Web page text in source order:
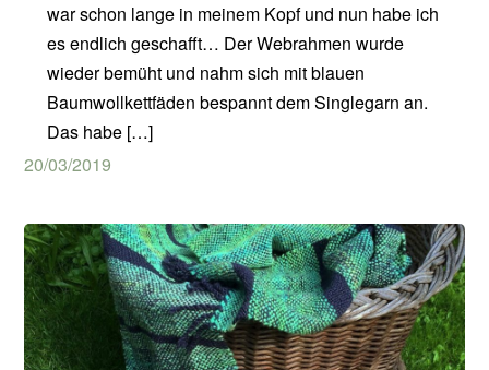
war schon lange in meinem Kopf und nun habe ich
es endlich geschafft… Der Webrahmen wurde
wieder bemüht und nahm sich mit blauen
Baumwollkettfäden bespannt dem Singlegarn an.
Das habe […]
20/03/2019